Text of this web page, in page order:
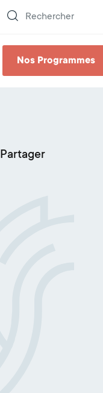
Rechercher
Nos Programmes
Partager